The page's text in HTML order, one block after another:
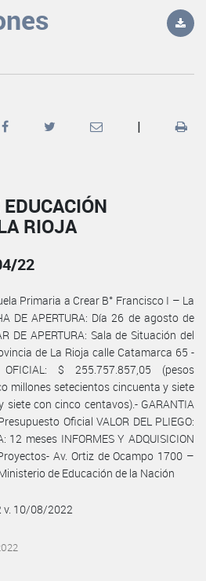
|
RIOJA
22
Primaria a Crear B° Francisco I – La
DE APERTURA: Día 26 de agosto de
DE APERTURA: Sala de Situación del
de La Rioja calle Catamarca 65 -
OFICIAL: $ 255.757.857,05 (pesos
millones setecientos cincuenta y siete
con cinco centavos).- GARANTIA
Oficial VALOR DEL PLIEGO:
12 meses INFORMES Y ADQUISICION
Av. Ortiz de Ocampo 1700 –
de Educación de la Nación
v. 10/08/2022